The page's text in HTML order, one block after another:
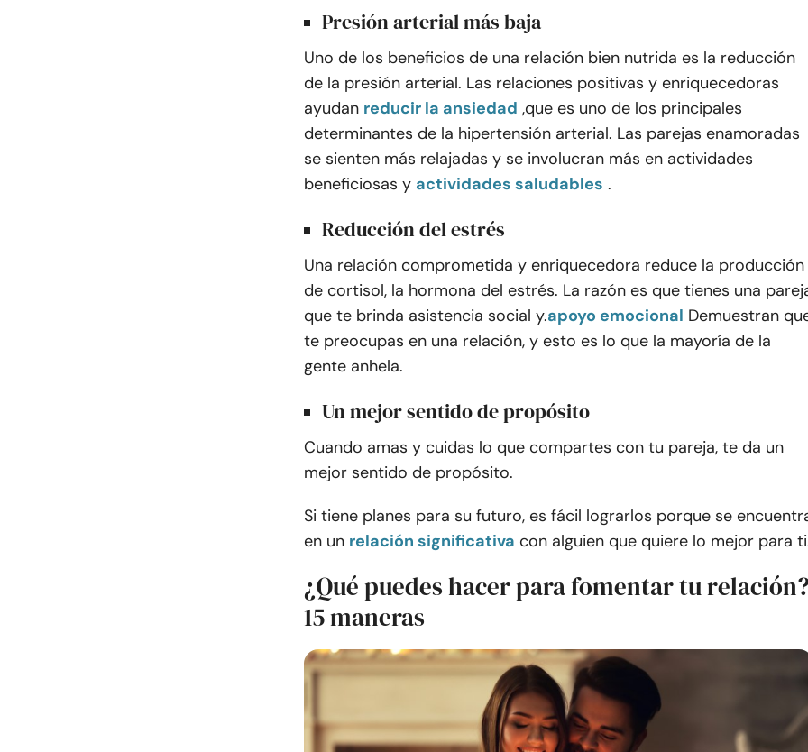
Presión arterial más baja
Uno de los beneficios de una relación bien nutrida es la reducción
de la presión arterial. Las relaciones positivas y enriquecedoras
ayudan reducir la ansiedad ,que es uno de los principales
determinantes de la hipertensión arterial. Las parejas enamoradas
se sienten más relajadas y se involucran más en actividades
beneficiosas y actividades saludables .
Reducción del estrés
Una relación comprometida y enriquecedora reduce la producción
de cortisol, la hormona del estrés. La razón es que tienes una
que te brinda asistencia social y.apoyo emocional Demuestran
te preocupas en una relación, y esto es lo que la mayoría de la
gente anhela.
Un mejor sentido de propósito
Cuando amas y cuidas lo que compartes con tu pareja, te da un
mejor sentido de propósito.
Si tiene planes para su futuro, es fácil lograrlos porque se
en un relación significativa con alguien que quiere lo mejor para
¿Qué puedes hacer para fomentar tu
15 maneras